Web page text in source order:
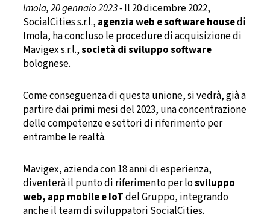
Imola, 20 gennaio 2023 -Il 20 dicembre 2022,
SocialCities s.r.l., agenzia web e software housedi
Imola, ha concluso le procedure di acquisizione di
Mavigex s.r.l.,società di sviluppo software
bolognese.
Come conseguenza di questa unione, si vedrà, già a
partire dai primi mesi del 2023, una concentrazione
delle competenze e settori di riferimento per
entrambe le realtà.
Mavigex, azienda con 18 anni di esperienza,
diventerà il punto di riferimento per losviluppo
web, app mobile e IoTdel Gruppo, integrando
anche il team di sviluppatori SocialCities.